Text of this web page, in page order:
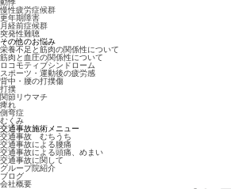
慢性疲労症候群
更年期障害
月経前症候群
突発性難聴
その他のお悩み
栄養不足と筋肉の関係性について
筋肉と血圧の関係性について
ロコモティブシンドローム
スポーツ・運動後の疲労感
背中・腰の打撲傷
打撲
関節リウマチ
痺れ
側弯症
むくみ
交通事故施術メニュー
交通事故 むちうち
交通事故による腰痛
交通事故による頭痛、めまい
交通事故に関して
グループ院紹介
ブログ
会社概要